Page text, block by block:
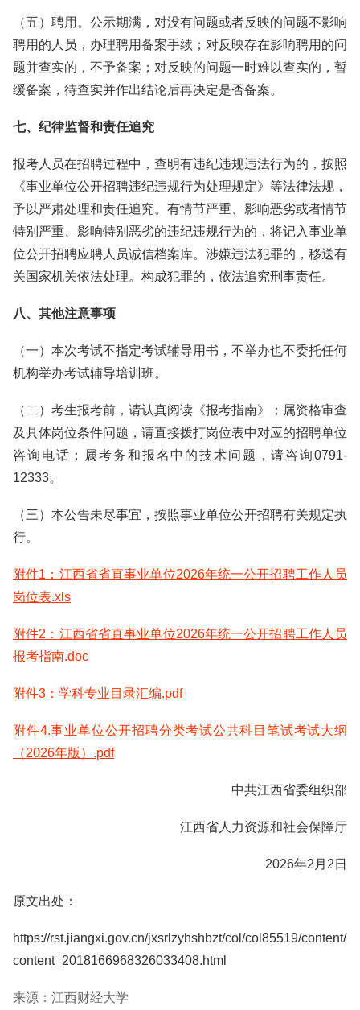
（五）聘用。公示期满，对没有问题或者反映的问题不影响
聘用的人员，办理聘用备案手续；对反映存在影响聘用的问
题并查实的，不予备案；对反映的问题一时难以查实的，暂
缓备案，待查实并作出结论后再决定是否备案。
七、纪律监督和责任追究
报考人员在招聘过程中，查明有违纪违规违法行为的，按照
《事业单位公开招聘违纪违规行为处理规定》等法律法规，
予以严肃处理和责任追究。有情节严重、影响恶劣或者情节
特别严重、影响特别恶劣的违纪违规行为的，将记入事业单
位公开招聘应聘人员诚信档案库。涉嫌违法犯罪的，移送有
关国家机关依法处理。构成犯罪的，依法追究刑事责任。
八、其他注意事项
（一）本次考试不指定考试辅导用书，不举办也不委托任何
机构举办考试辅导培训班。
（二）考生报考前，请认真阅读《报考指南》；属资格审查
及具体岗位条件问题，请直接拨打岗位表中对应的招聘单位
咨询电话；属考务和报名中的技术问题，请咨询0791-
12333。
（三）本公告未尽事宜，按照事业单位公开招聘有关规定执
行。
附件1：江西省省直事业单位2026年统一公开招聘工作人员
岗位表.xls
附件2：江西省省直事业单位2026年统一公开招聘工作人员
报考指南.doc
附件3：学科专业目录汇编.pdf
附件4.事业单位公开招聘分类考试公共科目笔试考试大纲
（2026年版）.pdf
中共江西省委组织部
江西省人力资源和社会保障厅
2026年2月2日
原文出处：
https://rst.jiangxi.gov.cn/jxsrlzyhshbzt/col/col85519/content/
content_2018166968326033408.html
来源：江西财经大学